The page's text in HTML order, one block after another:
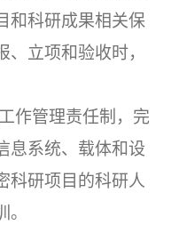
和科研成果相关保
立项和验收时，
作管理责任制，完
息系统、载体和设
科研项目的科研人